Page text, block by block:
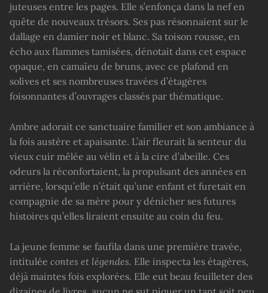
juteuses entre les pages. Elle s’enfonça dans la nef en
quête de nouveaux trésors. Ses pas résonnaient sur le
dallage en damier noir et blanc. Sa toison rousse, en
écho aux flammes tamisées, dénotait dans cet espace
opaque, en camaïeu de bruns, avec ce plafond en
solives et ses nombreuses travées d’étagères
foisonnantes d’ouvrages classés par thématique.
Ambre adorait ce sanctuaire familier et son ambiance à
la fois austère et apaisante. L’air fleurait la senteur du
vieux cuir mêlée au vélin et à la cire d’abeille. Ces
odeurs la réconfortaient, la propulsant des années en
arrière, lorsqu’elle n’était qu’une enfant et furetait en
compagnie de sa mère pour y dénicher ses futures
histoires qu’elles liraient ensuite au coin du feu.
La jeune femme se faufila dans une première travée,
intitulée contes et légendes. Elle inspecta les étagères,
déjà maintes fois explorées. Elle eut beau feuilleter des